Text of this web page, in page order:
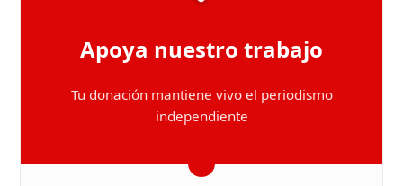
Apoya nuestro trabajo
Tu donación mantiene vivo el periodismo
independiente